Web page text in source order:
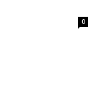
0